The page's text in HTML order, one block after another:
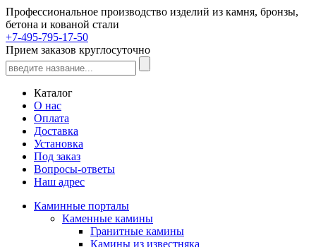
Профессиональное производство изделий из камня, бронзы,
бетона и кованой стали
+7-495-795-17-50
Прием заказов круглосуточно
Каталог
О нас
Оплата
Доставка
Установка
Под заказ
Вопросы-ответы
Наш адрес
Каминные порталы
Каменные камины
Гранитные камины
Камины из известняка